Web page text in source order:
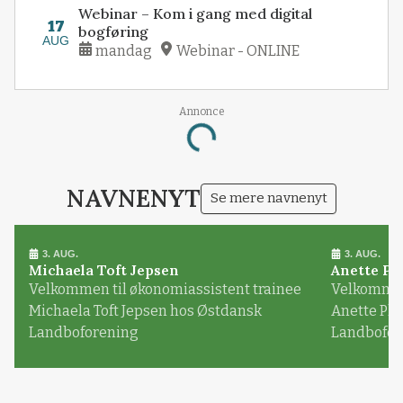
17
AUG
Webinar – Kom i gang med digital
bogføring
mandag Webinar - ONLINE
Annonce
Loading...
NAVNENYT Se mere navnenyt
3. AUG.
Michaela Toft Jepsen
Velkommen til økonomiassistent trainee
Michaela Toft Jepsen hos Østdansk
Landboforening
3. AUG.
Anette
Anette